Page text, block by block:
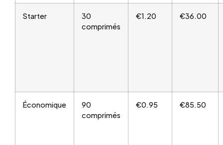
Starter
30
comprimés
€1.20 €36.00
Économique
90
comprimés
€0.95 €85.50